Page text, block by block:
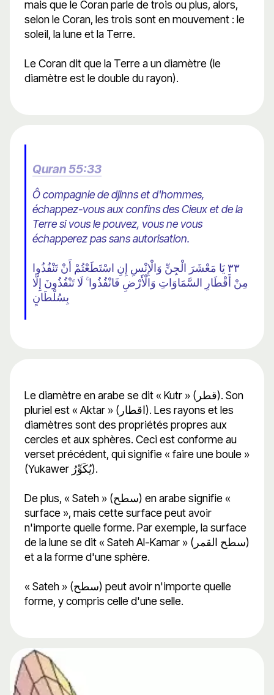
mais que le Coran parle de trois ou plus, alors,
selon le Coran, les trois sont en mouvement : le
soleil, la lune et la Terre.
Le Coran dit que la Terre a un diamètre (le
diamètre est le double du rayon).
Quran 55:33
Ô compagnie de djinns et d'hommes,
échappez-vous aux confins des Cieux et de la
Terre si vous le pouvez, vous ne vous
échapperez pas sans autorisation.
٣٣ يَا مَعْشَرَ الْجِنِّ وَالْإِنْسِ إِنِ اسْتَطَعْتُمْ أَنْ تَنْفُذُوا
مِنْ أَقْطَارِ السَّمَاوَاتِ وَالْأَرْضِ فَانْفُذُوا ۚ لَا تَنْفُذُونَ إِلَّا
بِسُلْطَانٍ
Le diamètre en arabe se dit « Kutr » (قطر). Son
pluriel est « Aktar » (اقطار). Les rayons et les
diamètres sont des propriétés propres aux
cercles et aux sphères. Ceci est conforme au
verset précédent, qui signifie « faire une boule »
(Yukawer يُكَوِّرُ).
De plus, « Sateh » (سطح) en arabe signifie «
surface », mais cette surface peut avoir
n'importe quelle forme. Par exemple, la surface
de la lune se dit « Sateh Al-Kamar » (سطح القمر)
et a la forme d'une sphère.
« Sateh » (سطح) peut avoir n'importe quelle
forme, y compris celle d'une selle.